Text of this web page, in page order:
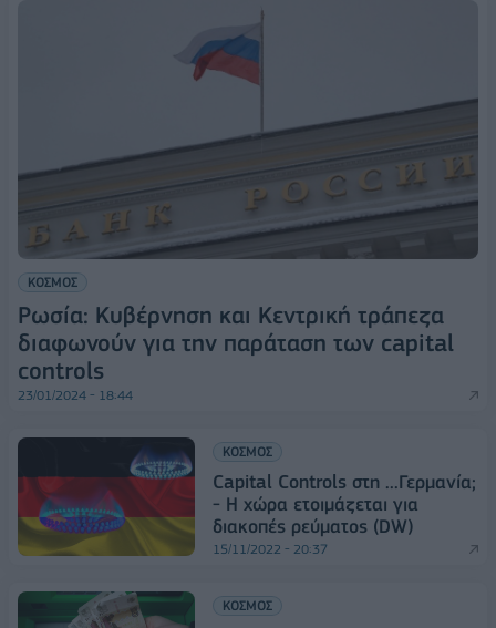
ΚΟΣΜΟΣ
Ρωσία: Κυβέρνηση και Κεντρική τράπεζα
διαφωνούν για την παράταση των capital
controls
23/01/2024 - 18:44
ΚΟΣΜΟΣ
Capital Controls στη ...Γερμανία;
- Η χώρα ετοιμάζεται για
διακοπές ρεύματος (DW)
15/11/2022 - 20:37
ΚΟΣΜΟΣ